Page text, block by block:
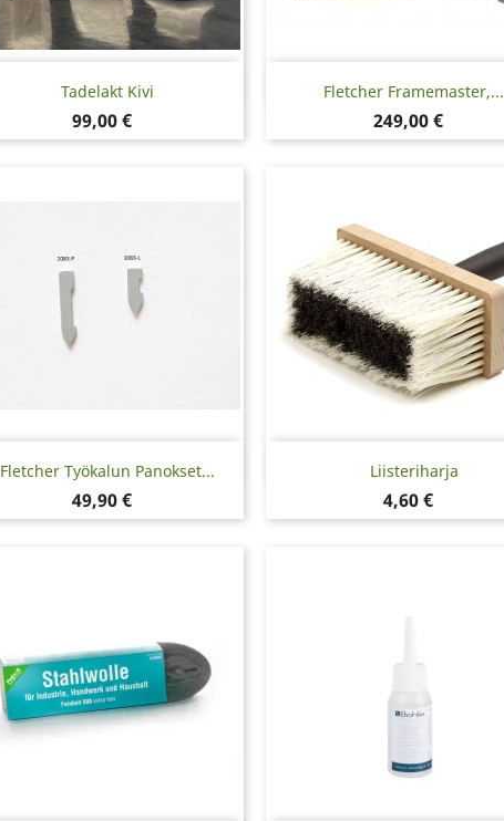
Tadelakt Kivi
Hinta
99,00 €
Pikakatselu Fletcher Framemaster,...
Hinta
249,00 €
Pikakatselu
Fletcher Työkalun Panokset...
Hinta
49,90 €
Pikakatselu Liisteriharja
Hinta
4,60 €
Pikakatselu